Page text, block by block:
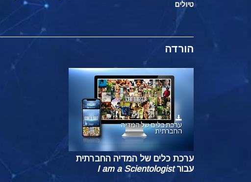
טיולים
הורדה
ערכת כלים של המדיה החברתית
עבורI am a Scientologist